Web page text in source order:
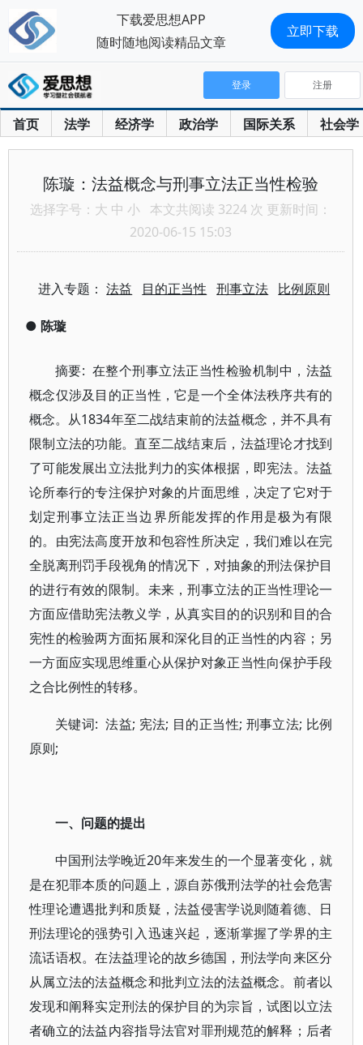
首页 法学 经济学 政治学 国际关系 社会学
登录 注册
陈璇：法益概念与刑事立法正当性检验
选择字号： 大 中 小 本文共阅读 3224 次 更新时间：
2020-06-15 15:03
进入专题：法益 目的正当性 刑事立法 比例原则
● 陈璇
摘要: 在整个刑事立法正当性检验机制中，法益
概念仅涉及目的正当性，它是一个全体法秩序共有的
概念。从1834年至二战结束前的法益概念，并不具有
限制立法的功能。直至二战结束后，法益理论才找到
了可能发展出立法批判力的实体根据，即宪法。法益
论所奉行的专注保护对象的片面思维，决定了它对于
划定刑事立法正当边界所能发挥的作用是极为有限
的。由宪法高度开放和包容性所决定，我们难以在完
全脱离刑罚手段视角的情况下，对抽象的刑法保护目
的进行有效的限制。未来，刑事立法的正当性理论一
方面应借助宪法教义学，从真实目的的识别和目的合
宪性的检验两方面拓展和深化目的正当性的内容；另
一方面应实现思维重心从保护对象正当性向保护手段
之合比例性的转移。
关键词: 法益; 宪法; 目的正当性; 刑事立法; 比例
原则;
一、问题的提出
中国刑法学晚近20年来发生的一个显著变化，就
是在犯罪本质的问题上，源自苏俄刑法学的社会危害
性理论遭遇批判和质疑，法益侵害学说则随着德、日
刑法理论的强势引入迅速兴起，逐渐掌握了学界的主
流话语权。在法益理论的故乡德国，刑法学向来区分
从属立法的法益概念和批判立法的法益概念。前者以
发现和阐释实定刑法的保护目的为宗旨，试图以立法
者确立的法益内容指导法官对罪刑规范的解释；后者
下载爱思想APP
随时随地阅读精品文章
立即下载